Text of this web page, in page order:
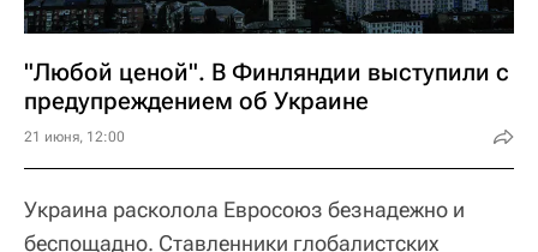
"Любой ценой". В Финляндии выступили с
предупреждением об Украине
21 июня, 12:00
Украина расколола Евросоюз безнадежно и
беспощадно. Ставленники глобалистских